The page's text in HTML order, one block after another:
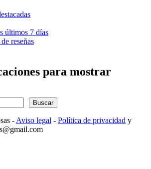
últimos 7 días
reseñas
para mostrar
Buscar
- Aviso legal - Política de privacidad y